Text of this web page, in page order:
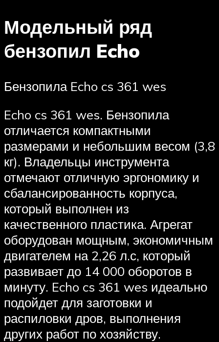
Модельный ряд
бензопил Echo
Бензопила Echo cs 361 wes
Echo cs 361 wes. Бензопила
отличается компактными
размерами и небольшим весом (3,8
кг). Владельцы инструмента
отмечают отличную эргономику и
сбалансированность корпуса,
который выполнен из
качественного пластика. Агрегат
оборудован мощным, экономичным
двигателем на 2,26 л.с, который
развивает до 14 000 оборотов в
минуту. Echo cs 361 wes идеально
подойдет для заготовки и
распиловки дров, выполнения
других работ по хозяйству.